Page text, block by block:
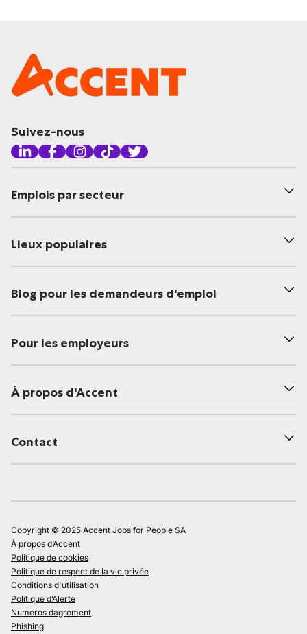
Suivez-nous
Emplois par secteur
Lieux populaires
Blog pour les demandeurs d'emploi
Pour les employeurs
À propos d'Accent
Contact
Copyright © 2025 Accent Jobs for People SA
À propos d’Accent
Politique de cookies
Politique de respect de la vie privée
Conditions d'utilisation
Politique d’Alerte
Numeros dagrement
Phishing